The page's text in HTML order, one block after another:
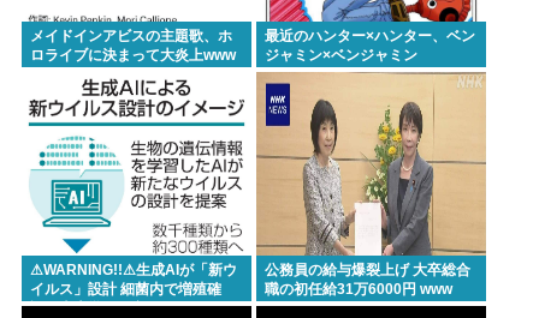
結局“やったもん勝ち”になってしまうのでしょう
か？ 8/7
【悲報】なぜ、「日常系アニメ」は廃れたのか？
「巨乳」vs「巨尻」→結局どっちが良いの？
東浩紀さん、右からも左からも叩かれる「ポジショ
ントークをしないからこそ信頼できる」と擁護され
るwww
イチローの晩年(2011-2019)の成績、流石に擁護でき
ないwww
メイドインアビスの主題歌、ホ
ロライブに決まって大炎上www
最近のハンター×ハンター、ベン
ジャミン×ベンジャミン
⚠WARNING!!⚠生成AIが「新ウ
イルス」設計 細菌内で増殖確
認、米大学が研究
公務員の給与爆裂上げ 大卒総合
職の初任給31万6000円 www